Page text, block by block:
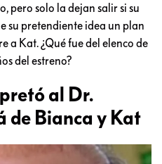
pero solo la dejan salir si su
su pretendiente idea un plan
a Kat. ¿Qué fue del elenco de
del estreno?
al Dr.
de Bianca y Kat